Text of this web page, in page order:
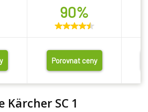
90%
Porovnat ceny
Kärcher SC 1